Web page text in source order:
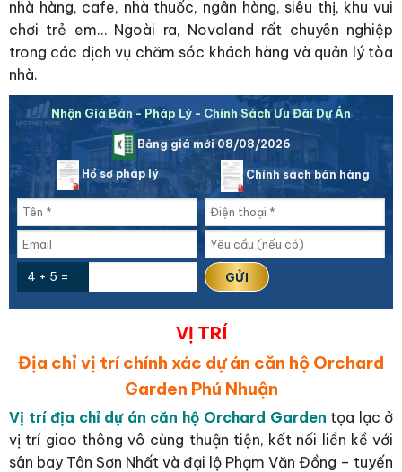
nhà hàng, cafe, nhà thuốc, ngân hàng, siêu thị, khu vui
chơi trẻ em… Ngoài ra, Novaland rất chuyên nghiệp
trong các dịch vụ chăm sóc khách hàng và quản lý tòa
nhà.
Nhận Giá Bán - Pháp Lý - Chính Sách Ưu Đãi Dự Án
Bảng giá mới 08/08/2026
Hồ sơ pháp lý Chính sách bán hàng
4 + 5 =
VỊ TRÍ
Địa chỉ vị trí chính xác dự án căn hộ Orchard
Garden Phú Nhuận
Vị trí địa chỉ dự án căn hộ Orchard Garden tọa lạc ở
vị trí giao thông vô cùng thuận tiện, kết nối liền kề với
sân bay Tân Sơn Nhất và đại lộ Phạm Văn Đồng – tuyến